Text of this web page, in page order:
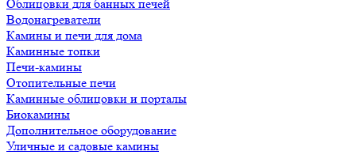
Облицовки для банных печей
Водонагреватели
Камины и печи для дома
Каминные топки
Печи-камины
Отопительные печи
Каминные облицовки и порталы
Биокамины
Дополнительное оборудование
Уличные и садовые камины